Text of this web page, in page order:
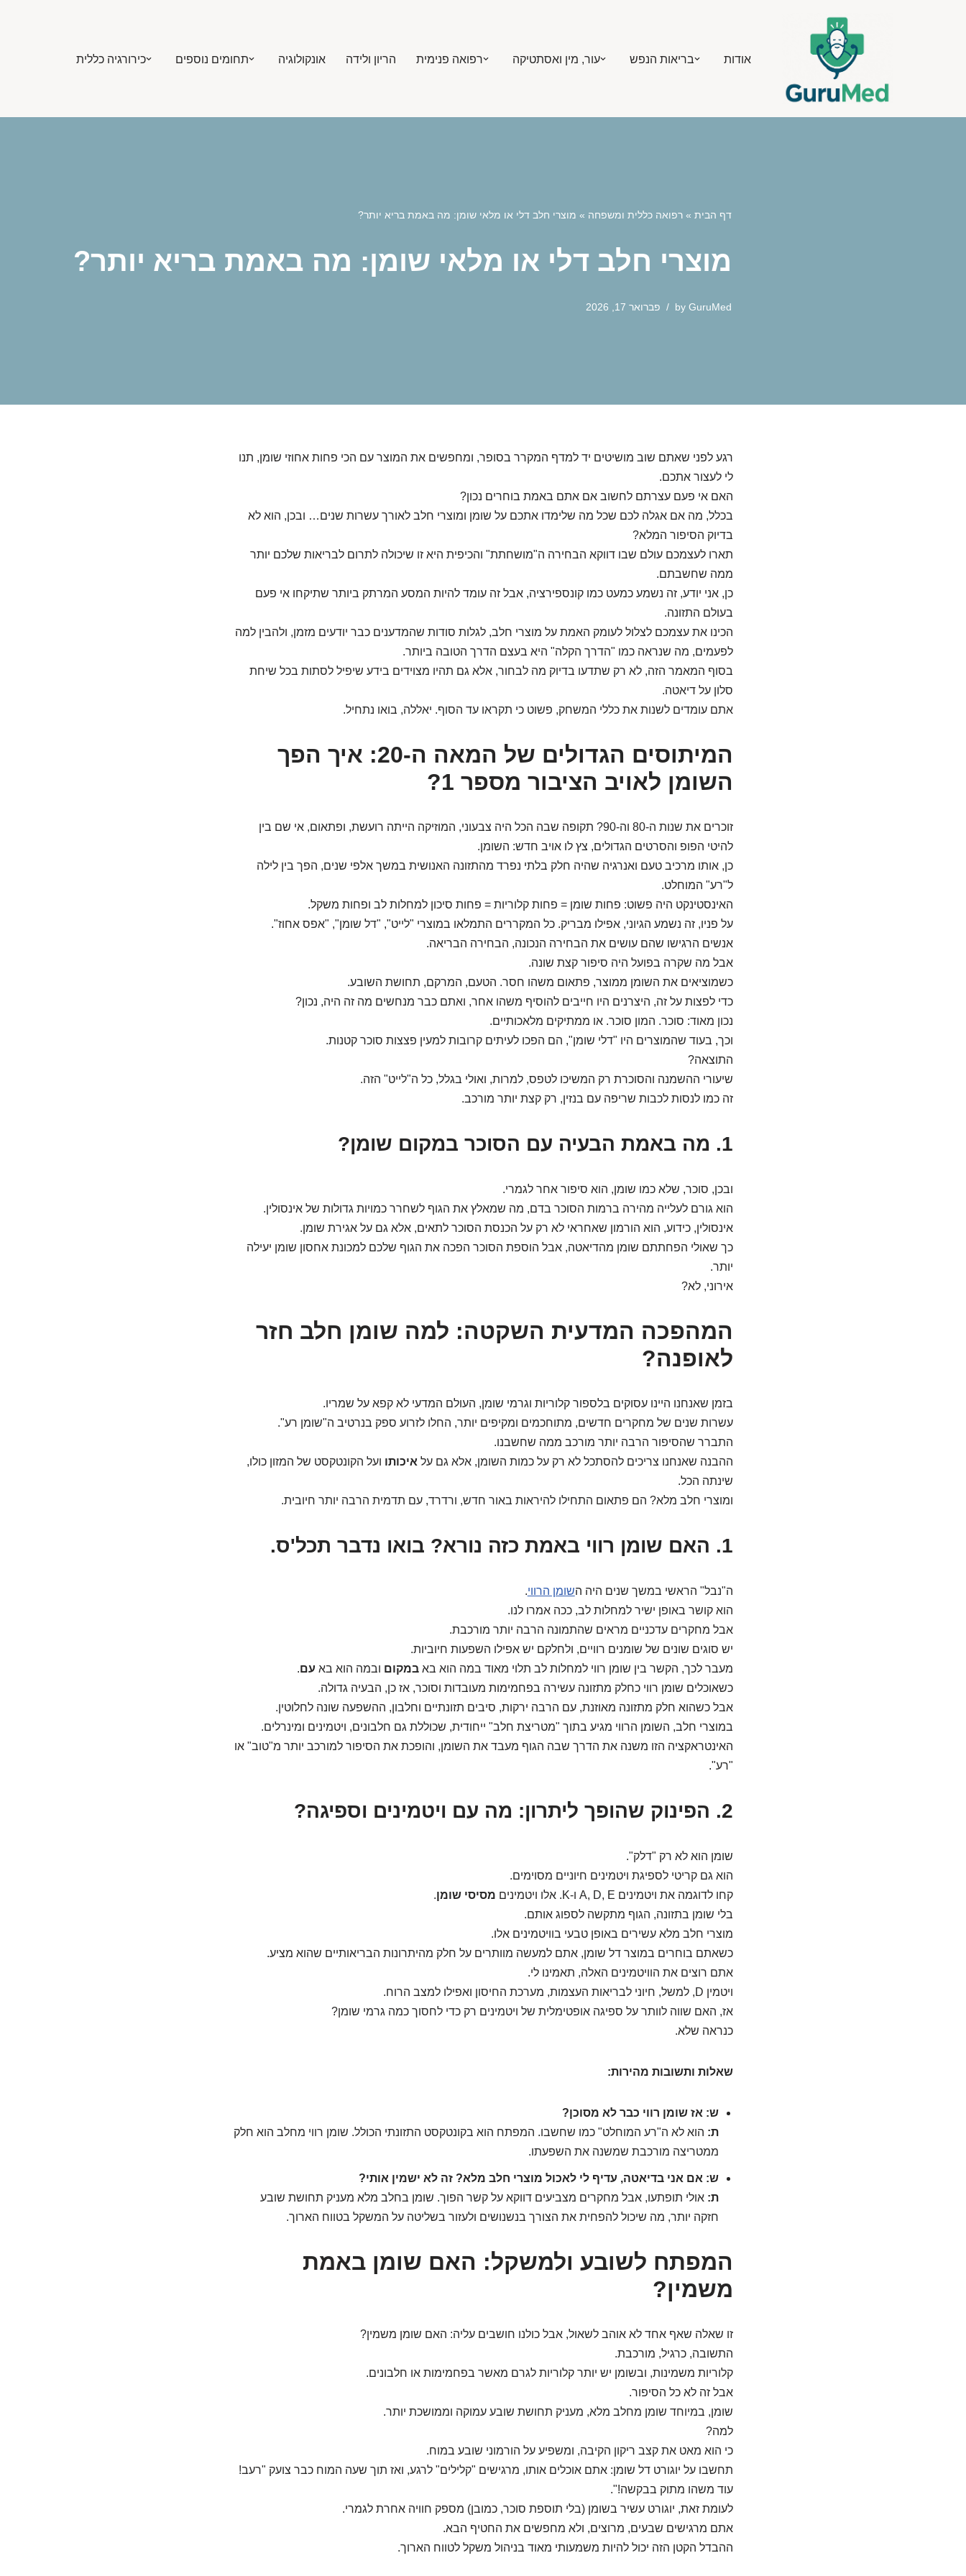
אודות בריאות הנפש עור, מין ואסתטיקה רפואה פנימית הריון ולידה אונקולוגיה תחומים נוספים כירורגיה כללית
דף הבית » רפואה כללית ומשפחה » מוצרי חלב דלי או מלאי שומן: מה באמת בריא יותר?
מוצרי חלב דלי או מלאי שומן: מה באמת בריא יותר?
by GuruMed פברואר 17, 2026
רגע לפני שאתם שוב מושיטים יד למדף המקרר בסופר, ומחפשים את המוצר עם הכי פחות אחוזי שומן, תנו
לי לעצור אתכם.
האם אי פעם עצרתם לחשוב אם אתם באמת בוחרים נכון?
בכלל, מה אם אגלה לכם שכל מה שלימדו אתכם על שומן ומוצרי חלב לאורך עשרות שנים… ובכן, הוא לא
בדיוק הסיפור המלא?
תארו לעצמכם עולם שבו דווקא הבחירה ה"מושחתת" והכיפית היא זו שיכולה לתרום לבריאות שלכם יותר
ממה שחשבתם.
כן, אני יודע, זה נשמע כמעט כמו קונספירציה, אבל זה עומד להיות המסע המרתק ביותר שתיקחו אי פעם
בעולם התזונה.
הכינו את עצמכם לצלול לעומק האמת על מוצרי חלב, לגלות סודות שהמדענים כבר יודעים מזמן, ולהבין למה
לפעמים, מה שנראה כמו "הדרך הקלה" היא בעצם הדרך הטובה ביותר.
בסוף המאמר הזה, לא רק שתדעו בדיוק מה לבחור, אלא גם תהיו מצוידים בידע שיפיל לסתות בכל שיחת
סלון על דיאטה.
אתם עומדים לשנות את כללי המשחק, פשוט כי תקראו עד הסוף. יאללה, בואו נתחיל.
המיתוסים הגדולים של המאה ה-20: איך הפך
השומן לאויב הציבור מספר 1?
זוכרים את שנות ה-80 וה-90? תקופה שבה הכל היה צבעוני, המוזיקה הייתה רועשת, ופתאום, אי שם בין
להיטי הפופ והסרטים הגדולים, צץ לו אויב חדש: השומן.
כן, אותו מרכיב טעם ואנרגיה שהיה חלק בלתי נפרד מהתזונה האנושית במשך אלפי שנים, הפך בין לילה
ל"רע" המוחלט.
האינסטינקט היה פשוט: פחות שומן = פחות קלוריות = פחות סיכון למחלות לב ופחות משקל.
על פניו, זה נשמע הגיוני, אפילו מבריק. כל המקררים התמלאו במוצרי "לייט", "דל שומן", "אפס אחוז".
אנשים הרגישו שהם עושים את הבחירה הנכונה, הבחירה הבריאה.
אבל מה שקרה בפועל היה סיפור קצת שונה.
כשמוציאים את השומן ממוצר, פתאום משהו חסר. הטעם, המרקם, תחושת השובע.
כדי לפצות על זה, היצרנים היו חייבים להוסיף משהו אחר, ואתם כבר מנחשים מה זה היה, נכון?
נכון מאוד: סוכר. המון סוכר. או ממתיקים מלאכותיים.
וכך, בעוד שהמוצרים היו "דלי שומן", הם הפכו לעיתים קרובות למעין פצצות סוכר קטנות.
התוצאה?
שיעורי ההשמנה והסוכרת רק המשיכו לטפס, למרות, ואולי בגלל, כל ה"לייט" הזה.
זה כמו לנסות לכבות שריפה עם בנזין, רק קצת יותר מורכב.
1. מה באמת הבעיה עם הסוכר במקום שומן?
ובכן, סוכר, שלא כמו שומן, הוא סיפור אחר לגמרי.
הוא גורם לעלייה מהירה ברמות הסוכר בדם, מה שמאלץ את הגוף לשחרר כמויות גדולות של אינסולין.
אינסולין, כידוע, הוא הורמון שאחראי לא רק על הכנסת הסוכר לתאים, אלא גם על אגירת שומן.
כך שאולי הפחתתם שומן מהדיאטה, אבל הוספת הסוכר הפכה את הגוף שלכם למכונת אחסון שומן יעילה
יותר.
אירוני, לא?
המהפכה המדעית השקטה: למה שומן חלב חזר
לאופנה?
בזמן שאנחנו היינו עסוקים בלספור קלוריות וגרמי שומן, העולם המדעי לא קפא על שמריו.
עשרות שנים של מחקרים חדשים, מתוחכמים ומקיפים יותר, החלו לזרוע ספק בנרטיב ה"שומן רע".
התברר שהסיפור הרבה יותר מורכב ממה שחשבנו.
ההבנה שאנחנו צריכים להסתכל לא רק על כמות השומן, אלא גם על איכותו ועל הקונטקסט של המזון כולו,
שינתה הכל.
ומוצרי חלב מלא? הם פתאום התחילו להיראות באור חדש, ורדרד, עם תדמית הרבה יותר חיובית.
1. האם שומן רווי באמת כזה נורא? בואו נדבר תכל'ס.
ה"נבל" הראשי במשך שנים היה השומן הרווי.
הוא קושר באופן ישיר למחלות לב, ככה אמרו לנו.
אבל מחקרים עדכניים מראים שהתמונה הרבה יותר מורכבת.
יש סוגים שונים של שומנים רוויים, ולחלקם יש אפילו השפעות חיוביות.
מעבר לכך, הקשר בין שומן רווי למחלות לב תלוי מאוד במה הוא באבמקום ובמה הוא בא עם.
כשאוכלים שומן רווי כחלק מתזונה עשירה בפחמימות מעובדות וסוכר, אז כן, הבעיה גדולה.
אבל כשהוא חלק מתזונה מאוזנת, עם הרבה ירקות, סיבים תזונתיים וחלבון, ההשפעה שונה לחלוטין.
במוצרי חלב, השומן הרווי מגיע בתוך "מטריצת חלב" ייחודית, שכוללת גם חלבונים, ויטמינים ומינרלים.
האינטראקציה הזו משנה את הדרך שבה הגוף מעבד את השומן, והופכת את הסיפור למורכב יותר מ"טוב" או
"רע".
2. הפינוק שהופך ליתרון: מה עם ויטמינים וספיגה?
שומן הוא לא רק "דלק".
הוא גם קריטי לספיגת ויטמינים חיוניים מסוימים.
קחו לדוגמה את ויטמינים A, D, E ו-K. אלו ויטמינים
מסיסי שומן.
בלי שומן בתזונה, הגוף מתקשה לספוג אותם.
מוצרי חלב מלא עשירים באופן טבעי בוויטמינים אלו.
כשאתם בוחרים במוצר דל שומן, אתם למעשה מוותרים על חלק מהיתרונות הבריאותיים שהוא מציע.
אתם רוצים את הוויטמינים האלה, תאמינו לי.
ויטמין D, למשל, חיוני לבריאות העצמות, מערכת החיסון ואפילו למצב הרוח.
אז, האם שווה לוותר על ספיגה אופטימלית של ויטמינים רק כדי לחסוך כמה גרמי שומן?
כנראה שלא.
שאלות ותשובות מהירות:
ש: אז שומן רווי כבר לא מסוכן?
ת: הוא לא ה"רע המוחלט" כמו שחשבו. המפתח הוא בקונטקסט התזונתי הכולל. שומן רווי מחלב הוא חלק
ממטריצה מורכבת שמשנה את השפעתו.
ש: אם אני בדיאטה, עדיף לי לאכול מוצרי חלב מלא? זה לא ישמין אותי?
ת: אולי תופתעו, אבל מחקרים מצביעים דווקא על קשר הפוך. שומן בחלב מלא מעניק תחושת שובע
חזקה יותר, מה שיכול להפחית את הצורך בנשנושים ולעזור בשליטה על המשקל בטווח הארוך.
המפתח לשובע ולמשקל: האם שומן באמת
משמין?
זו שאלה שאף אחד לא אוהב לשאול, אבל כולנו חושבים עליה: האם שומן משמין?
התשובה, כרגיל, מורכבת.
קלוריות משמינות, ובשומן יש יותר קלוריות לגרם מאשר בפחמימות או חלבונים.
אבל זה לא כל הסיפור.
שומן, במיוחד שומן מחלב מלא, מעניק תחושת שובע עמוקה וממושכת יותר.
למה?
כי הוא מאט את קצב ריקון הקיבה, ומשפיע על הורמוני שובע במוח.
תחשבו על יוגורט דל שומן: אתם אוכלים אותו, מרגישים "קלילים" לרגע, ואז תוך שעה המוח כבר צועק "רעב!
עוד משהו מתוק בבקשה!".
לעומת זאת, יוגורט עשיר בשומן (בלי תוספת סוכר, כמובן) מספק חוויה אחרת לגמרי.
אתם מרגישים שבעים, מרוצים, ולא מחפשים את החטיף הבא.
ההבדל הקטן הזה יכול להיות משמעותי מאוד בניהול משקל לטווח הארוך.